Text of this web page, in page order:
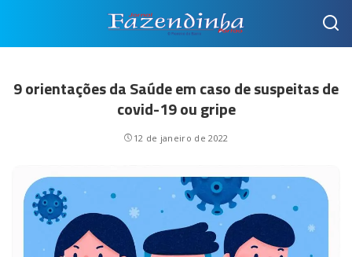
9 orientações da Saúde em caso de suspeitas de
covid-19 ou gripe
12 de janeiro de 2022